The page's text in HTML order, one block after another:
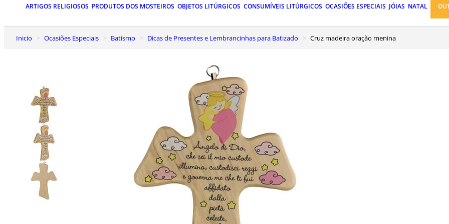
ARTIGOS RELIGIOSOS PRODUTOS DOS MOSTEIROS OBJETOS LITÚRGICOS CONSUMÍVEIS LITÚRGICOS OCASIÕES ESPECIAIS JÓIAS NATAL
Inicio Ocasiões Especiais Batismo Dicas de Presentes e Lembrancinhas para Batizado Cruz madeira oração menina